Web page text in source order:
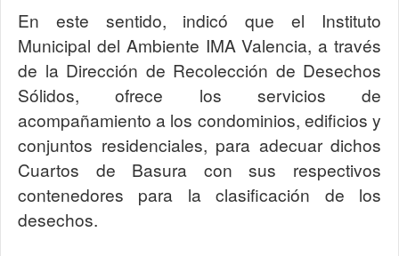
En este sentido, indicó que el Instituto
Municipal del Ambiente IMA Valencia, a través
de la Dirección de Recolección de Desechos
Sólidos, ofrece los servicios de
acompañamiento a los condominios, edificios y
conjuntos residenciales, para adecuar dichos
Cuartos de Basura con sus respectivos
contenedores para la clasificación de los
desechos.